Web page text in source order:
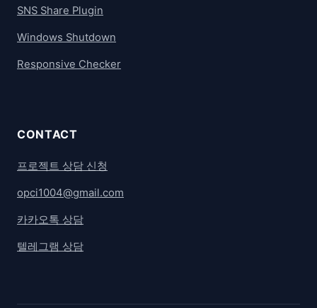
SNS Share Plugin
Windows Shutdown
Responsive Checker
CONTACT
프로젝트 상담 신청
opci1004@gmail.com
카카오톡 상담
텔레그램 상담